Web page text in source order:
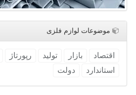
موضوعات لوازم فلزی
اقتصاد بازار تولید رپورتاژ
استاندارد
دولت